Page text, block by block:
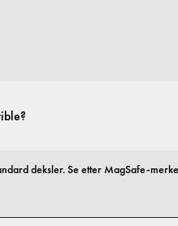
deksler. Se etter MagSafe-